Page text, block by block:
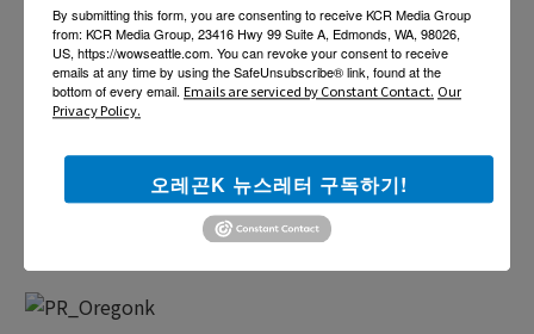
By submitting this form, you are consenting to receive KCR Media Group
from: KCR Media Group, 23416 Hwy 99 Suite A, Edmonds, WA, 98026,
US, https://wowseattle.com. You can revoke your consent to receive
emails at any time by using the SafeUnsubscribe® link, found at the
bottom of every email. Emails are serviced by Constant Contact. Our
Privacy Policy.
오레곤K 뉴스레터 구독하기!